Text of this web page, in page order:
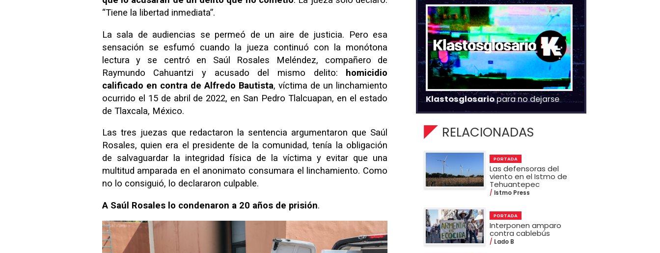
“Tiene la libertad inmediata”.
La sala de audiencias se permeó de un aire de justicia. Pero esa
sensación se esfumó cuando la jueza continuó con la monótona
lectura y se centró en Saúl Rosales Meléndez, compañero de
Raymundo Cahuantzi y acusado del mismo delito: homicidio
calificado en contra de Alfredo Bautista, víctima de un linchamiento
ocurrido el 15 de abril de 2022, en San Pedro Tlalcuapan, en el estado
de Tlaxcala, México.
Las tres juezas que redactaron la sentencia argumentaron que Saúl
Rosales, quien era el presidente de la comunidad, tenía la obligación
de salvaguardar la integridad física de la víctima y evitar que una
multitud amparada en el anonimato consumara el linchamiento. Como
no lo consiguió, lo declararon culpable.
A Saúl Rosales lo condenaron a 20 años de prisión.
Klastosglosariopara no dejarse
RELACIONADAS
PORTADA
Las defensoras del
viento en el Istmo de
Tehuantepec
Istmo Press
PORTADA
Interponen amparo
contra cablebús
Lado B